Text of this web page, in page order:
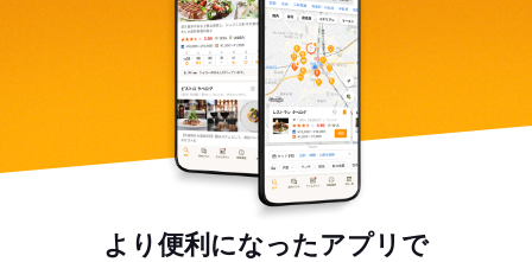
より便利になったアプリで